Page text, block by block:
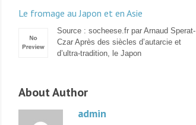
Le fromage au Japon et en Asie
Source : socheese.fr par Arnaud Sperat-
Czar Après des siècles d’autarcie et
d’ultra-tradition, le Japon
About Author
admin